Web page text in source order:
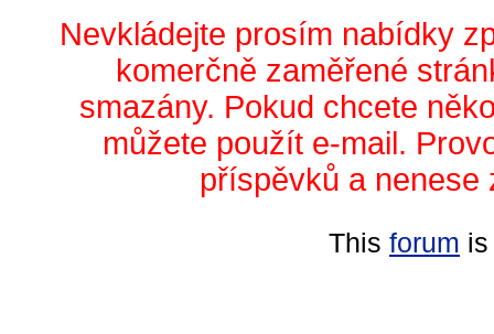
Nevkládejte prosím nabídky
komerčně zaměřené
smazány. Pokud chcete
můžete použít e-mail.
příspěvků a nenese
This forum